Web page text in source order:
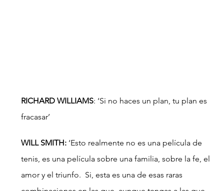
RICHARD WILLIAMS: ‘Si no haces un plan, tu plan es
fracasar’
WILL SMITH: ‘Esto realmente no es una película de
tenis, es una película sobre una familia, sobre la fe, el
amor y el triunfo.  Si, esta es una de esas raras